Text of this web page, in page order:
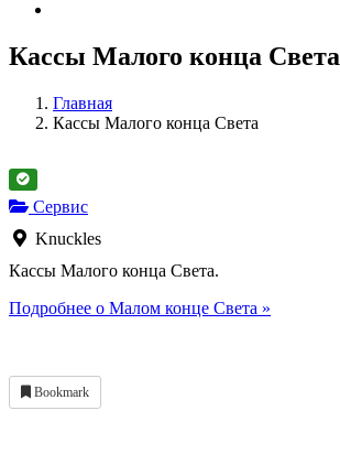
Кассы Малого конца Света
Главная
Кассы Малого конца Света
Сервис
Knuckles
Кассы Малого конца Света.
Подробнее о Малом конце Света »
Bookmark